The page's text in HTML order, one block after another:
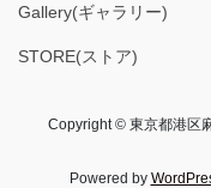
Gallery(ギャラリー)
STORE(ストア)
Copyright © 東京都港区
Powered by